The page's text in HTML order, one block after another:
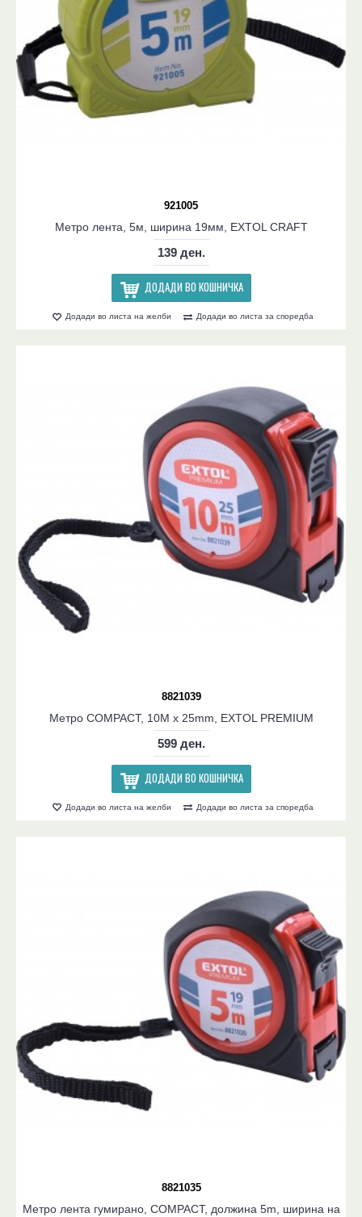
921005
Метро лента, 5м, ширина 19мм, EXTOL CRAFT
139 ден.
ДОДАДИ ВО КОШНИЧКА
Додади во листа на желби Додади во листа за споредба
8821039
Метро COMPACT, 10M x 25mm, EXTOL PREMIUM
599 ден.
ДОДАДИ ВО КОШНИЧКА
Додади во листа на желби Додади во листа за споредба
8821035
Метро лента гумирано, COMPACT, должина 5m, ширина на